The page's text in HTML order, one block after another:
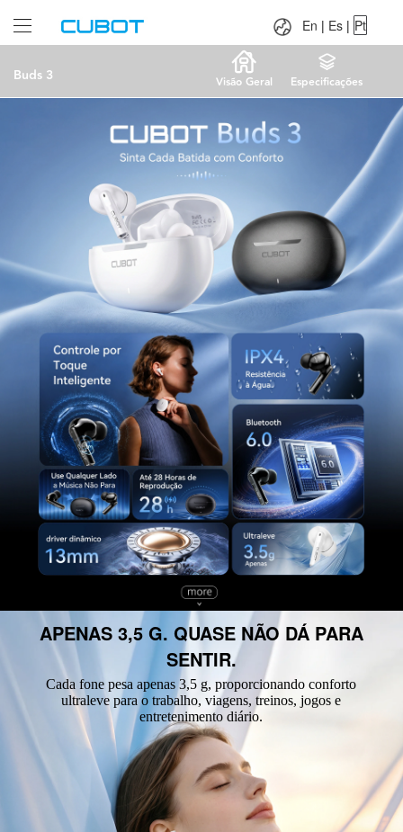
Buds 3 Visão Geral Especificações
En | Es | Pt
APENAS 3,5 G. QUASE NÃO DÁ PARA
SENTIR.
Cada fone pesa apenas 3,5 g, proporcionando conforto
ultraleve para o trabalho, viagens, treinos, jogos e
entretenimento diário.